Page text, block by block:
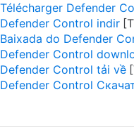
Télécharger Defender
Defender Control indir
Baixada do Defender
Defender Control
Defender Control tải về
Defender Control